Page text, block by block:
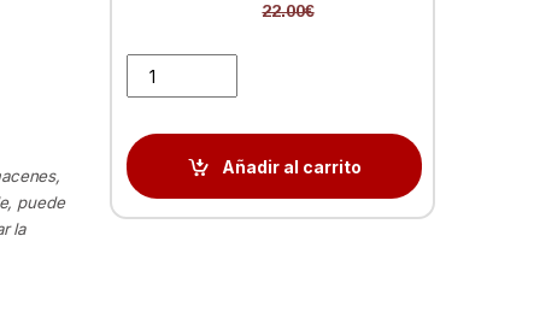
puede
la
22.00€
Añadir al carrito